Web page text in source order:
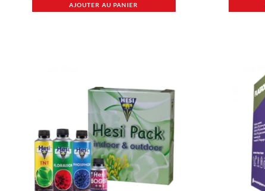
AJOUTER AU PANIER